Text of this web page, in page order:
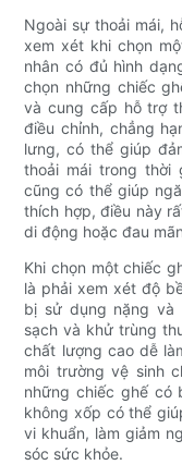
Ngoài sự thoải mái,
xem xét khi chọn
nhân có đủ hình
chọn những chiếc
và cung cấp hỗ trợ
điều chỉnh, chẳng
lưng, có thể giúp
thoải mái trong thời
cũng có thể giúp
thích hợp, điều này
di động hoặc đau
Khi chọn một chiếc
là phải xem xét độ
bị sử dụng nặng và
sạch và khử trùng
chất lượng cao dễ
môi trường vệ sinh
những chiếc ghế có
không xốp có thể
vi khuẩn, làm giảm
sóc sức khỏe.